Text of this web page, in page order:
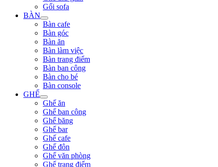
Gối sofa
BÀN
Bàn cafe
Bàn góc
Bàn ăn
Bàn làm việc
Bàn trang điểm
Bàn ban công
Bàn cho bé
Bàn console
GHẾ
Ghế ăn
Ghế ban công
Ghế băng
Ghế bar
Ghế cafe
Ghế đôn
Ghế văn phòng
Ghế trang điểm